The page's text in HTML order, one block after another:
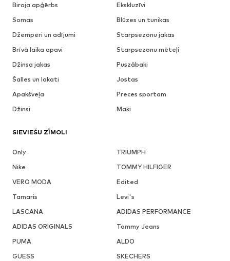
Biroja apģērbs
Ekskluzīvi
Somas
Blūzes un tunikas
Džemperi un adījumi
Starpsezonu jakas
Brīvā laika apavi
Starpsezonu mēteļi
Džinsa jakas
Puszābaki
Šalles un lakati
Jostas
Apakšveļa
Preces sportam
Džinsi
Maki
SIEVIEŠU ZĪMOLI
Only
TRIUMPH
Nike
TOMMY HILFIGER
VERO MODA
Edited
Tamaris
Levi's
LASCANA
ADIDAS PERFORMANCE
ADIDAS ORIGINALS
Tommy Jeans
PUMA
ALDO
GUESS
SKECHERS